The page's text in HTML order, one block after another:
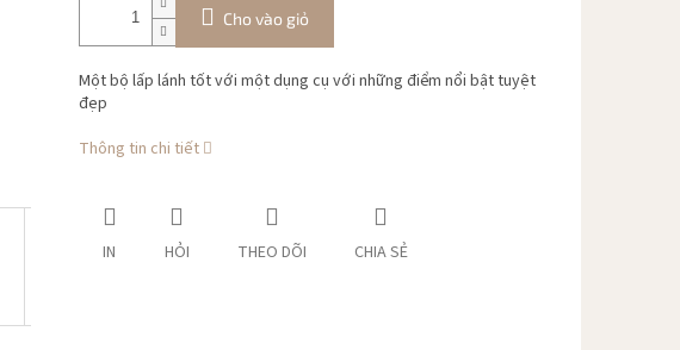
Cho vào giỏ
Một bộ lấp lánh tốt với một dụng cụ với những điểm nổi bật tuyệt
đẹp
Thông tin chi tiết
IN HỎI THEO DÕI CHIA SẺ